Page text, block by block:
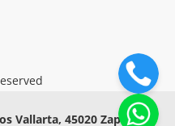
Vallarta, 45020 Zapopan,